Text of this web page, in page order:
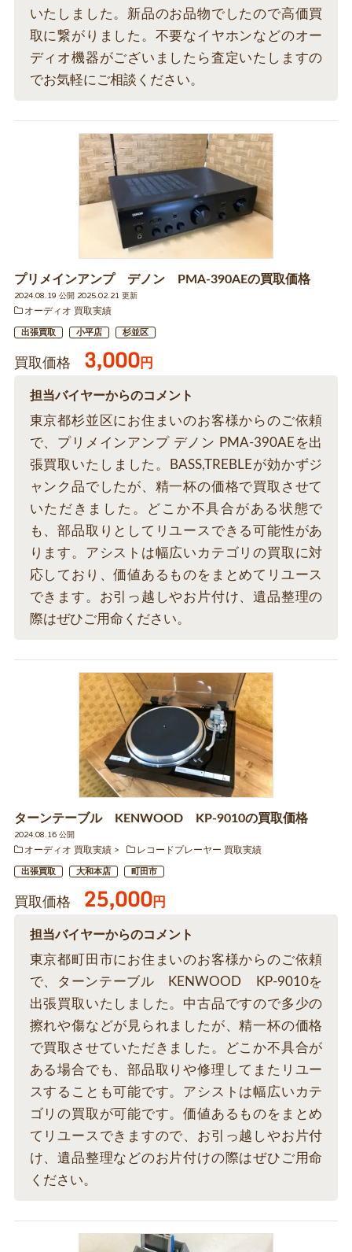
いたしました。新品のお品物でしたので高価買
取に繋がりました。不要なイヤホンなどのオー
ディオ機器がございましたら査定いたしますの
でお気軽にご相談ください。
プリメインアンプ デノン PMA-390AEの買取価格
2024.08.19 公開 2025.02.21 更新
オーディオ 買取実績
出張買取 小平店 杉並区
買取価格 3,000円
担当バイヤーからのコメント
東京都杉並区にお住まいのお客様からのご依頼
で、プリメインアンプ デノン PMA-390AEを出
張買取いたしました。BASS,TREBLEが効かずジ
ャンク品でしたが、精一杯の価格で買取させて
いただきました。どこか不具合がある状態で
も、部品取りとしてリユースできる可能性があ
ります。アシストは幅広いカテゴリの買取に対
応しており、価値あるものをまとめてリユース
できます。お引っ越しやお片付け、遺品整理の
際はぜひご用命ください。
ターンテーブル KENWOOD KP-9010の買取価格
2024.08.16 公開
オーディオ 買取実績
レコードプレーヤー 買取実績
出張買取 大和本店 町田市
買取価格 25,000円
担当バイヤーからのコメント
東京都町田市にお住まいのお客様からのご依頼
で、ターンテーブル KENWOOD KP-9010を
出張買取いたしました。中古品ですので多少の
擦れや傷などが見られましたが、精一杯の価格
で買取させていただきました。どこか不具合が
ある場合でも、部品取りや修理してまたリユー
スすることも可能です。アシストは幅広いカテ
ゴリの買取が可能です。価値あるものをまとめ
てリユースできますので、お引っ越しやお片付
け、遺品整理などのお片付けの際はぜひご用命
ください。